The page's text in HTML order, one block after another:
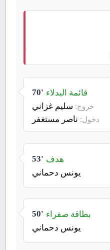
70' قائمة البدلاء
خروج: سليم غزاني
دخول: ناصر مستغفر
53' هدف
يونس دحماني
50' بطاقة صفراء
يونس دحماني